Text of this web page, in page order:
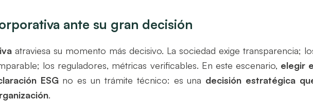
ante su gran decisión
atraviesa su momento más decisivo. La sociedad exige transparencia;
los reguladores, métricas verificables. En este escenario, elegir
ESGno es un trámite técnico: es una decisión estratégica
.